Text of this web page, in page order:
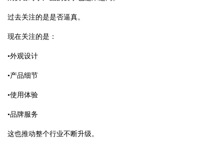
过去关注的是是否逼真。
现在关注的是：
•外观设计
•产品细节
•使用体验
•品牌服务
这也推动整个行业不断升级。